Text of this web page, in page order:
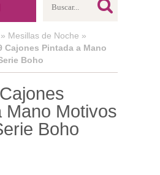
» Mesillas de Noche »
Cajones Pintada a Mano
Boho
Mano Motivos
Boho